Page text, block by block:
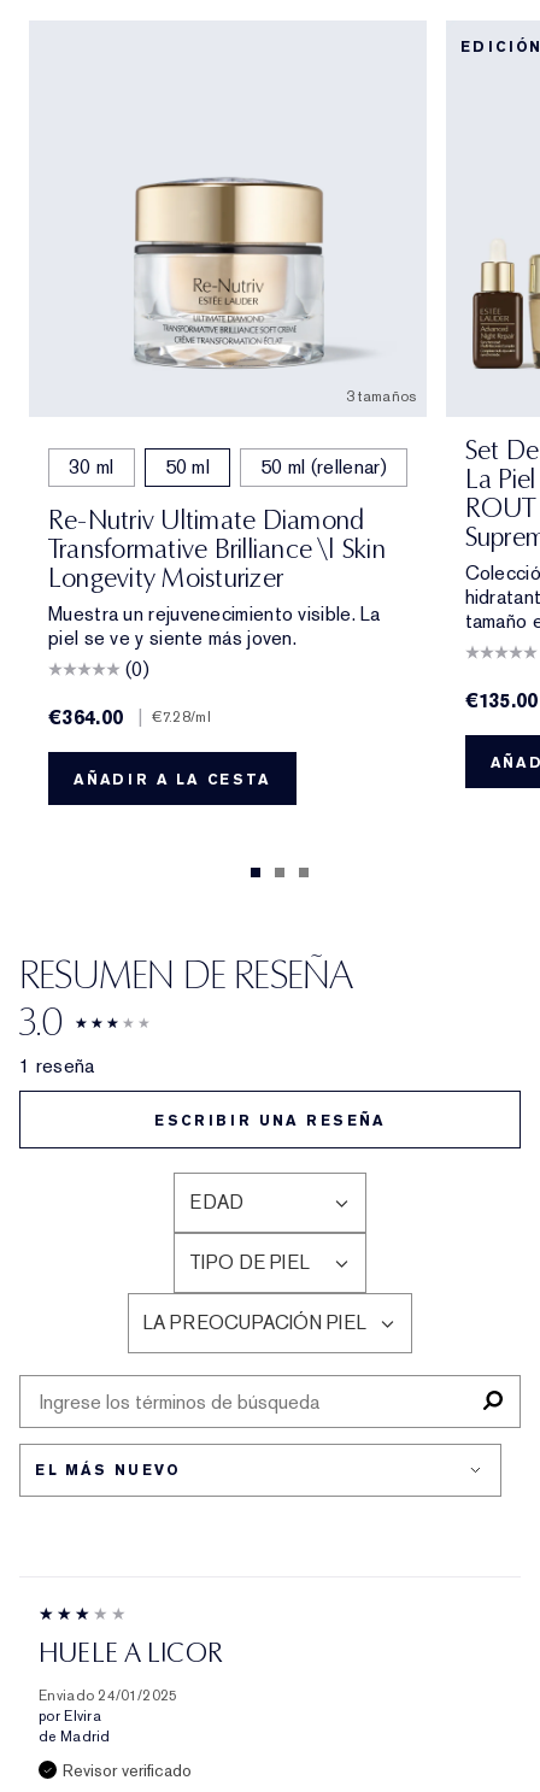
3 tamaños
30 ml 50 ml 50 ml (rellenar)
Re-Nutriv Ultimate Diamond
Transformative Brilliance \| Skin
Longevity Moisturizer
Muestra un rejuvenecimiento visible. La
piel se ve y siente más joven.
(0)
€364.00
€7.28/ml
AÑADIR A LA CESTA
Set
La
tamaño
€135.00
RESUMEN DE RESEÑA
3.0
1 reseña
ESCRIBIR UNA RESEÑA
EDAD
FILTRAR
RESEÑAS
POR
EDAD
TIPO DE PIEL
FILTRAR
RESEÑAS
POR
TIPO
DE
PIEL
LA PREOCUPACIÓN PIEL
FILTRAR
RESEÑAS
LA
PIEL
HUELE A LICOR
Enviado 24/01/2025
por Elvira
de Madrid
Revisor verificado